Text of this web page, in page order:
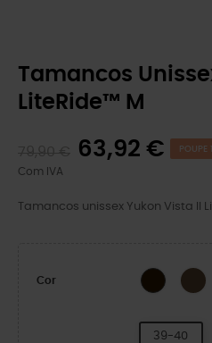
Tamancos
LiteRide™ M
63,92 € POUPE
Com IVA
Tamancos unissex Yukon Vista II
Cor Preto/
39-40